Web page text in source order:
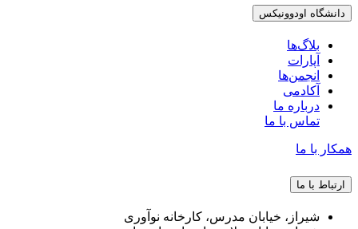
دانشگاه اودوونیکس
بلاگ‌ها
آپارات
انجمن‌ها
آکادمی
درباره ما
تماس با ما
همکار با ما
ارتباط با ما
شیراز، خیابان مدرس، کارخانه نوآوری